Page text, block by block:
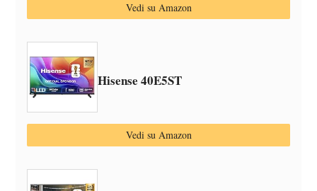
Vedi su Amazon
Hisense 40E5ST
Vedi su Amazon